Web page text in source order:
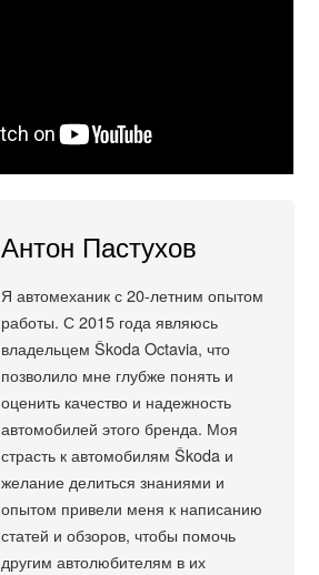
Антон Пастухов
Я автомеханик с 20-летним опытом
работы. С 2015 года являюсь
владельцем Škoda Octavia, что
позволило мне глубже понять и
оценить качество и надежность
автомобилей этого бренда. Моя
страсть к автомобилям Škoda и
желание делиться знаниями и
опытом привели меня к написанию
статей и обзоров, чтобы помочь
другим автолюбителям в их